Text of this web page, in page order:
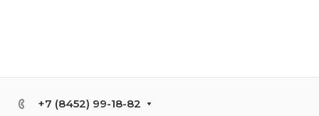
+7 (8452) 99-18-82